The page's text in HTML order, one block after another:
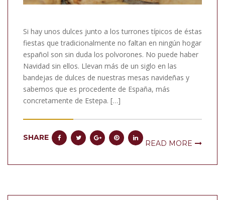
Si hay unos dulces junto a los turrones típicos de éstas
fiestas que tradicionalmente no faltan en ningún hogar
español son sin duda los polvorones. No puede haber
Navidad sin ellos. Llevan más de un siglo en las
bandejas de dulces de nuestras mesas navideñas y
sabemos que es procedente de España, más
concretamente de Estepa. […]
SHARE
READ MORE